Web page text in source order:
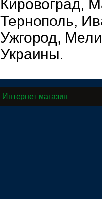
Кировоград,
Тернополь,
Ужгород,
Украины.
Интернет магазин